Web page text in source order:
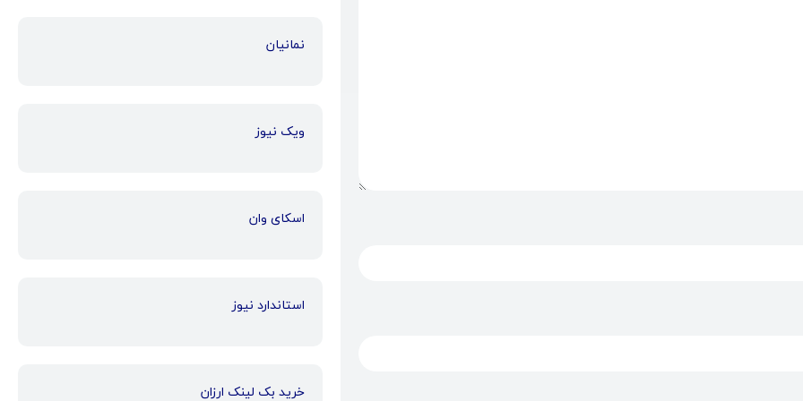
نمانیان
ویک نیوز
اسکای وان
استاندارد نیوز
خرید بک لینک ارزان